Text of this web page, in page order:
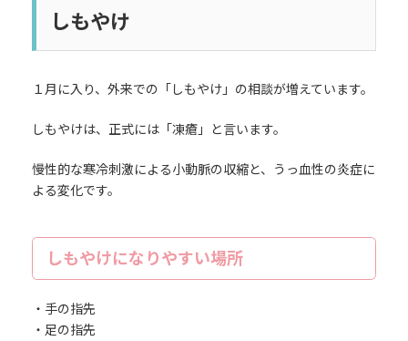
しもやけ
１月に入り、外来での「しもやけ」の相談が増えています。
しもやけは、正式には「凍瘡」と言います。
慢性的な寒冷刺激による小動脈の収縮と、うっ血性の炎症に
よる変化です。
しもやけになりやすい場所
・手の指先
・足の指先